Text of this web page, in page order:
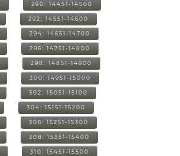
290: 14451-14500
292: 14551-14600
294: 14651-14700
296: 14751-14800
298: 14851-14900
300: 14951-15000
302: 15051-15100
304: 15151-15200
306: 15251-15300
308: 15351-15400
310: 15451-15500